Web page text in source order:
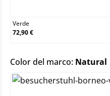
Verde
72,90 €
Color del marco: Natural